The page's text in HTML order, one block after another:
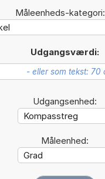
Måleenheds-kategori:
Udgangsværdi:
Udgangsenhed:
Måleenhed: